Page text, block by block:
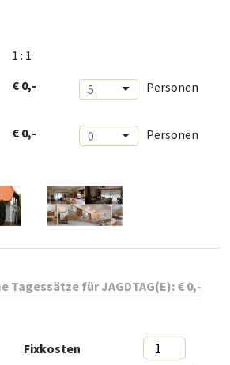
1 : 1
€ 0,- 5 Personen
€ 0,- 0 Personen
Tagessätze fürJAGDTAG(E): € 0,-
Fixkosten